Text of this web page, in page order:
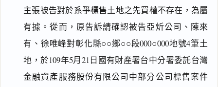
主張被告對於系爭標售土地之先買權不存在，為屬
有據。從而，原告訴請確認被告亞炘公司、陳來
有、徐唯峰對彰化縣○○鄉○○段000○000地號4筆土
地，於109年5月21日國有財產署台中分署委託台灣
金融資產服務股份有限公司中部分公司標售案件